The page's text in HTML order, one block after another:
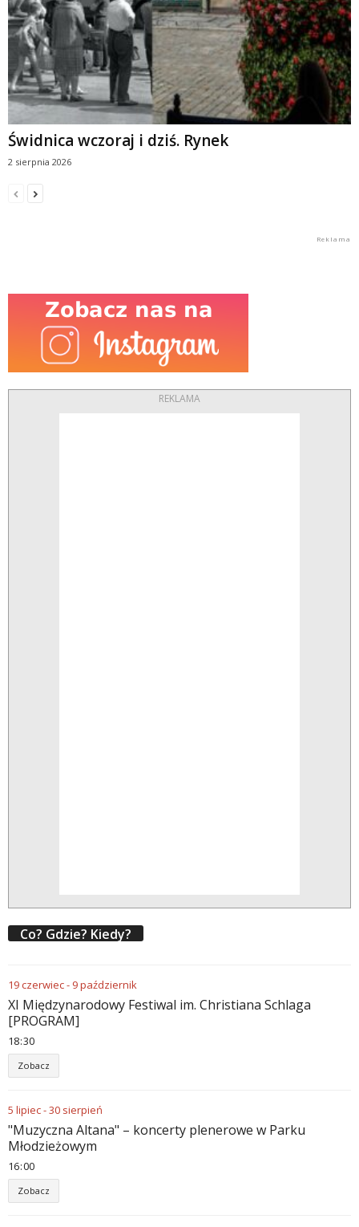
Świdnica wczoraj i dziś. Rynek
2 sierpnia 2026
REKLAMA
Co? Gdzie? Kiedy?
19czerwiec- 9październik
XI Międzynarodowy Festiwal im. Christiana Schlaga
[PROGRAM]
18:30
Zobacz
5 lipiec-30 sierpień
"Muzyczna Altana" – koncerty plenerowe w Parku
Młodzieżowym
16:00
Zobacz